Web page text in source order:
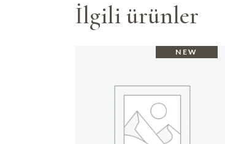
İlgili ürünler
NEW